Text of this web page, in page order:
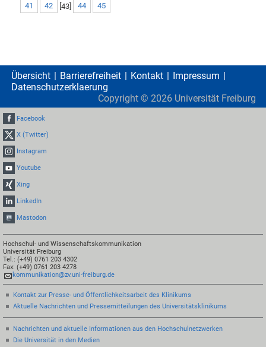
41
42 [43] 44 45
Übersicht Barrierefreiheit Kontakt
Impressum
Datenschutzerklaerung
Copyright © 2026 Universität Freiburg
Facebook
X (Twitter)
Instagram
Youtube
Xing
LinkedIn
Mastodon
Hochschul- und Wissenschaftskommunikation
Universität Freiburg
Tel.: (+49) 0761 203 4302
Fax: (+49) 0761 203 4278
kommunikation@zv.uni-freiburg.de
Kontakt zur Presse- und Öffentlichkeitsarbeit des Klinikums
Aktuelle Nachrichten und Pressemitteilungen des Universitätsklinikums
Nachrichten und aktuelle Informationen aus den Hochschulnetzwerken
Die Universität in den Medien